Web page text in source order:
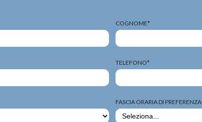
COGNOME*
TELEFONO*
FASCIA ORARIA DI PREFERENZA